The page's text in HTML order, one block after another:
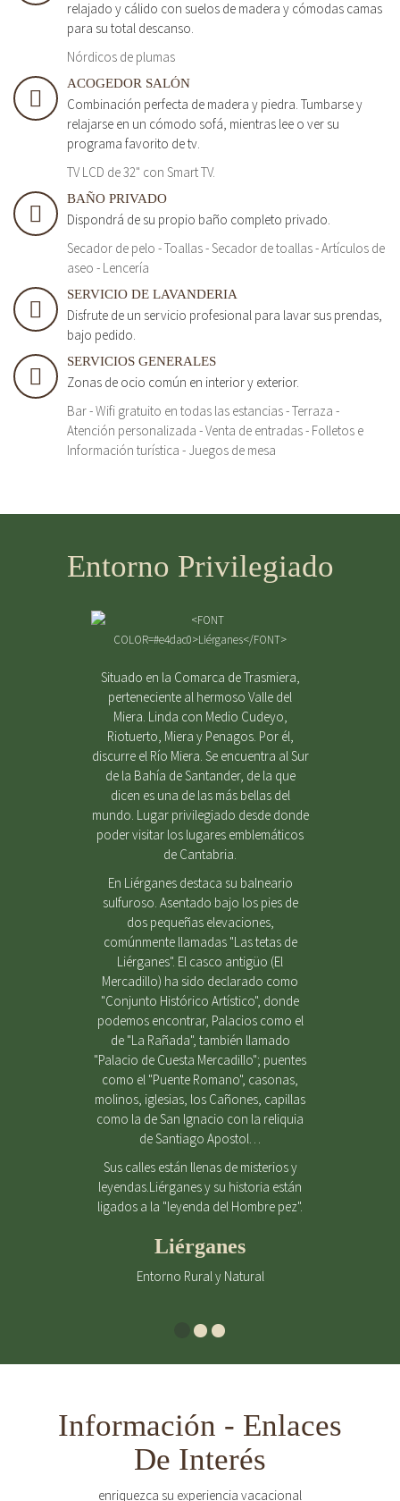
relajado y cálido con suelos de madera y cómodas camas
para su total descanso.
Nórdicos de plumas
ACOGEDOR SALÓN
Combinación perfecta de madera y piedra. Tumbarse y
relajarse en un cómodo sofá, mientras lee o ver su
programa favorito de tv.
TV LCD de 32" con Smart TV.
BAÑO PRIVADO
Dispondrá de su propio baño completo privado.
Secador de pelo - Toallas - Secador de toallas - Artículos de
aseo - Lencería
SERVICIO DE LAVANDERIA
Disfrute de un servicio profesional para lavar sus prendas,
bajo pedido.
SERVICIOS GENERALES
Zonas de ocio común en interior y exterior.
Bar - Wifi gratuito en todas las estancias - Terraza -
Atención personalizada - Venta de entradas - Folletos e
Información turística - Juegos de mesa
Entorno Privilegiado
Situado en la Comarca de Trasmiera,
perteneciente al hermoso Valle del
Miera. Linda con Medio Cudeyo,
Riotuerto, Miera y Penagos. Por él,
discurre el Río Miera. Se encuentra al Sur
de la Bahía de Santander, de la que
dicen es una de las más bellas del
mundo. Lugar privilegiado desde donde
poder visitar los lugares emblemáticos
de Cantabria.
En Liérganes destaca su balneario
sulfuroso. Asentado bajo los pies de
dos pequeñas elevaciones,
comúnmente llamadas "Las tetas de
Liérganes". El casco antigüo (El
Mercadillo) ha sido declarado como
"Conjunto Histórico Artístico", donde
podemos encontrar, Palacios como el
de "La Rañada", también llamado
"Palacio de Cuesta Mercadillo"; puentes
como el "Puente Romano", casonas,
molinos, iglesias, los Cañones, capillas
como la de San Ignacio con la reliquia
de Santiago Apostol…
Sus calles están llenas de misterios y
leyendas.Liérganes y su historia están
ligados a la "leyenda del Hombre pez".
Liérganes
Entorno Rural y Natural
Información - Enlaces
De Interés
enriquezca su experiencia vacacional